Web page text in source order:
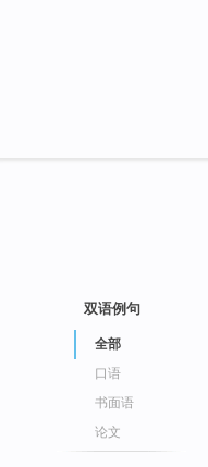
双语例句
全部
口语
书面语
论文